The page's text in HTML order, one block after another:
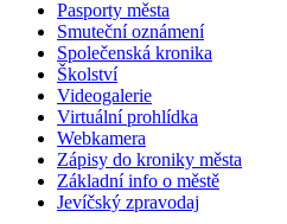
Pasporty města
Smuteční oznámení
Společenská kronika
Školství
Videogalerie
Virtuální prohlídka
Webkamera
Zápisy do kroniky města
Základní info o městě
Jevíčský zpravodaj